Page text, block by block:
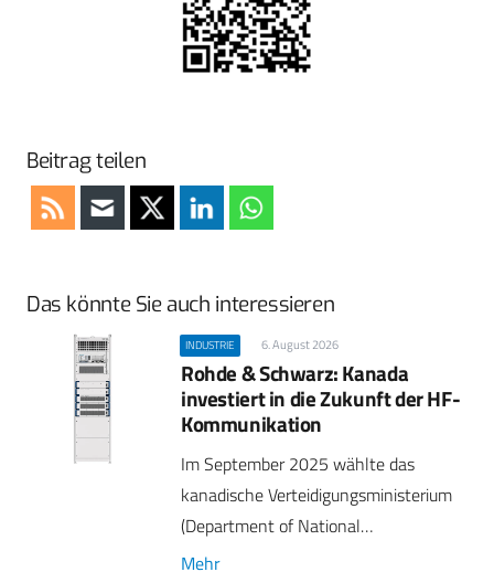
Beitrag teilen
Das könnte Sie auch interessieren
INDUSTRIE 6. August 2026
Rohde & Schwarz: Kanada
investiert in die Zukunft der HF-
Kommunikation
Im September 2025 wählte das
kanadische Verteidigungsministerium
(Department of National…
Mehr